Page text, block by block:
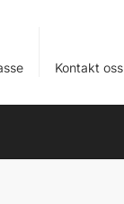
Kontakt oss